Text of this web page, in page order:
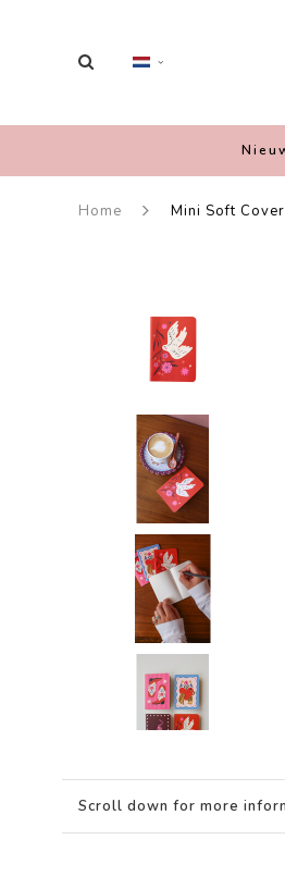
Home Mini Soft
Scroll down for more